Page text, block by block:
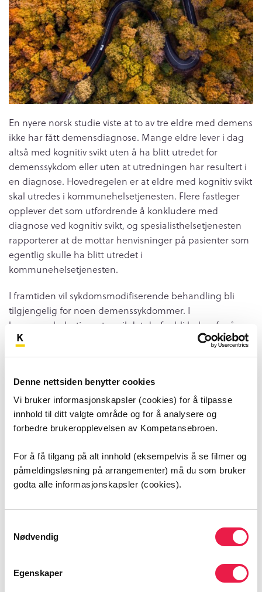
Denne nettsiden benytter cookies
Vi bruker informasjonskapsler (cookies) for å tilpasse
innhold til ditt valgte område og for å analysere og
forbedre brukeropplevelsen av Kompetansebroen.
For å få tilgang på alt innhold (eksempelvis å se filmer og
påmeldingsløsning på arrangementer) må du som bruker
godta alle informasjonskapsler (cookies).
Nødvendig
Egenskaper
En nyere norsk studie viste at to av tre eldre med demens
ikke har fått demensdiagnose. Mange eldre lever i dag
altså med kognitiv svikt uten å ha blitt utredet for
demenssykdom eller uten at utredningen har resultert i
en diagnose. Hovedregelen er at eldre med kognitiv svikt
skal utredes i kommunehelsetjenesten. Flere fastleger
opplever det som utfordrende å konkludere med
diagnose ved kognitiv svikt, og spesialisthelsetjenesten
rapporterer at de mottar henvisninger på pasienter som
egentlig skulle ha blitt utredet i
kommunehelsetjenesten.
I framtiden vil sykdomsmodifiserende behandling bli
tilgjengelig for noen demenssykdommer. I
kommunehelsetjenesten vil det derfor bli behov for å
utrede enda flere for demens, på et tidligere tidspunkt
og med større presisjon enn nå.
Hensikten med AgeCare-prosjektet er å teste ut digitale
verktøy som kan fungere som beslutningsstøtte for
fastleger i prosessen med å diagnostisere demens.
Bruk av digitale verktøy
Digitale verktøy og kunstig intelligens (KI) brukes i dag
som diagnostiseringsstøtte på flere områder i
helsetjenesten. Bruk av digitale verktøy vil kunne gi
beslutningsstøtte til fastlegene i demensutredning, og
gjøre det mulig for dem å diagnostisere flere, tidligere
og med større presisjon.